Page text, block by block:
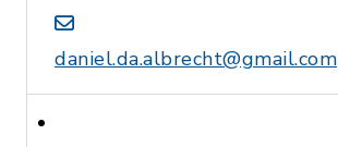
daniel.da.albrecht@gmail.com